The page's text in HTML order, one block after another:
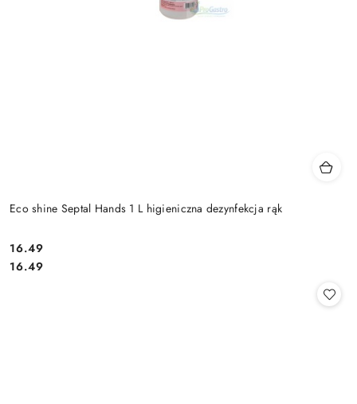
Eco shine Septal Hands 1 L higieniczna dezynfekcja rąk
Cena:
16.49
Cena:
16.49